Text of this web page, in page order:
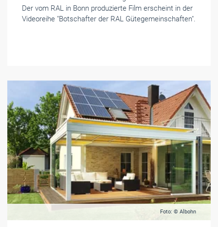
Der vom RAL in Bonn produzierte Film erscheint in der
Videoreihe "Botschafter der RAL Gütegemeinschaften".
Foto: © Albohn